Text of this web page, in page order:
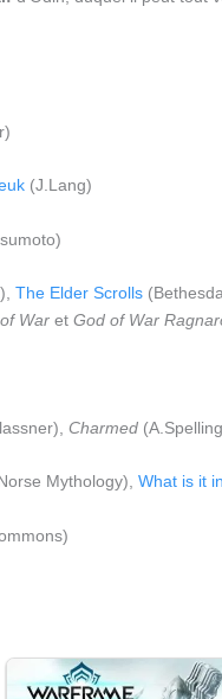
(J.Lang)
The Elder Scrolls
War et God of War
Charmed
Mythology), What is it